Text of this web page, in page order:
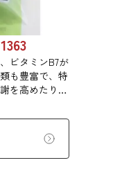
ビタミンB7が
も豊富で、特
を高めたり、
効果がありま